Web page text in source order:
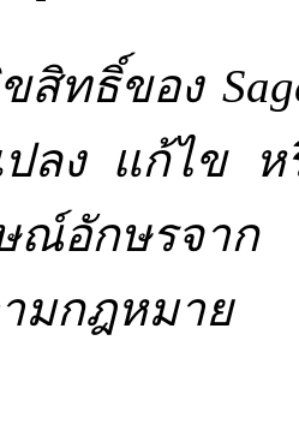
สิทธิ์ของ
ลง แก้ไข ห
ณ์อักษรจาก
มกฎหมาย